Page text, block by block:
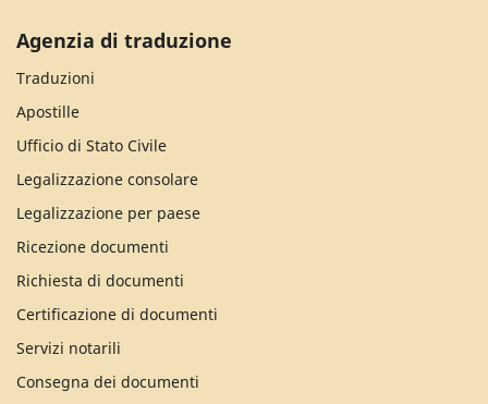
Agenzia di traduzione
Traduzioni
Apostille
Ufficio di Stato Civile
Legalizzazione consolare
Legalizzazione per paese
Ricezione documenti
Richiesta di documenti
Certificazione di documenti
Servizi notarili
Consegna dei documenti